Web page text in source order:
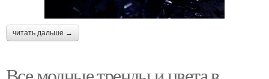
читать дальше →